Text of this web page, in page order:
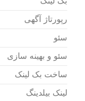
رپورتاژ آگهی
سئو
سئو و بهینه سازی
ساخت بک لینک
لینک بیلدینگ